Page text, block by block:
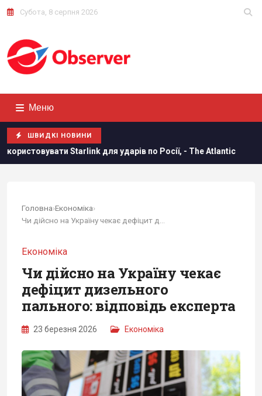
Субота, 8 серпня 2026
Меню
ШВИДКІ НОВИНИ
для ударів по Росії, - The Atlantic Норвезькі
Головна›Економіка›
Економіка
Чи дійсно на Україну чекає
дефіцит дизельного
пального: відповідь експерта
23 березня 2026 Економіка